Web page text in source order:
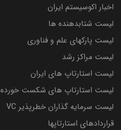
اخبار اکوسیستم ایران
لیست شتابدهنده ها
لیست پارکهای علم و فناوری
لیست مراکز رشد
لیست استارتاپ های ایران
لیست استارتاپ های شکست خورده
لیست سرمایه گذاران خطرپذیر VC
قراردادهای استارتاپها